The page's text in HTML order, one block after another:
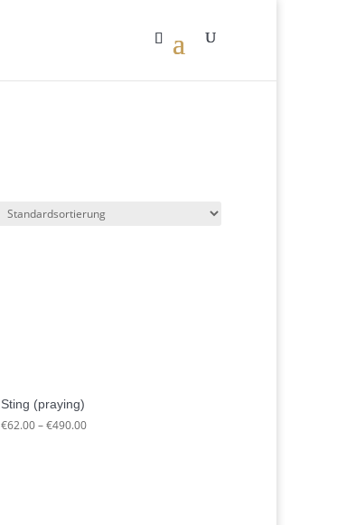
Sting (praying)
€62.00–€490.00Preisspanne: